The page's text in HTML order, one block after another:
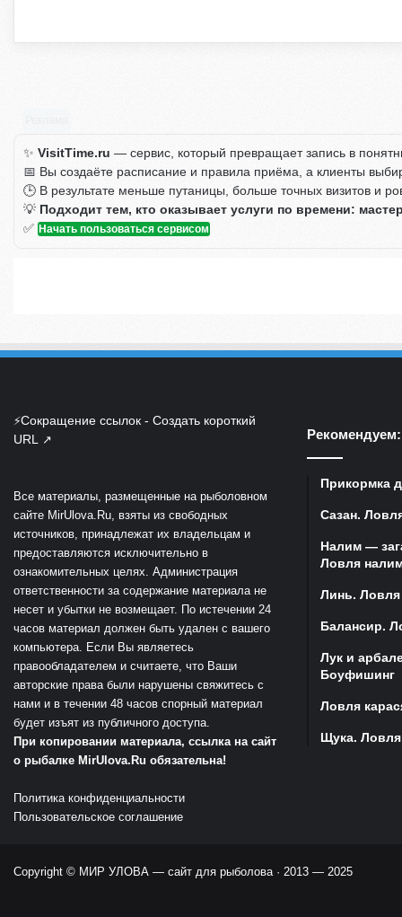
✨ VisitTime.ru — сервис, который превращает запись в
📅 Вы создаёте расписание и правила приёма, а клиенты
🕒 В результате меньше путаницы, больше точных визитов и
💡 Подходит тем, кто оказывает услуги по времени:
✅ Начать пользоваться сервисом
⚡Сокращение ссылок - Создать короткий
URL
↗
Все материалы, размещенные на рыболовном
сайте MirUlova.Ru, взяты из свободных
источников, принадлежат их владельцам и
предоставляются исключительно в
ознакомительных целях. Администрация
ответственности за содержание материала не
несет и убытки не возмещает. По истечении 24
часов материал должен быть удален с вашего
компьютера. Если Вы являетесь
правообладателем и считаете, что Ваши
авторские права были нарушены свяжитесь с
нами и в течении 48 часов спорный материал
будет изъят из публичного доступа.
При копировании материала, ссылка на сайт
о рыбалке MirUlova.Ru обязательна!
Политика конфиденциальности
Пользовательское соглашение
Рекомендуем:
Прикормка
Сазан.
Налим —
Ловля
Линь. Ловля
Балансир.
Лук и
Боуфишинг
Ловля
Щука.
Copyright © МИР УЛОВА — сайт для рыболова · 2013 — 2025